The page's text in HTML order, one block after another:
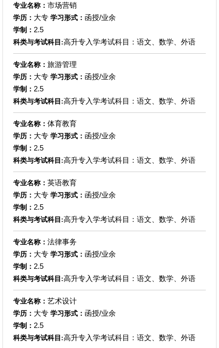
专业名称： 市场营销
学历： 大专 学习形式： 函授/业余
学制： 2.5
科类与考试科目:高升专入学考试科目：语文、数学、外语
专业名称： 旅游管理
学历： 大专 学习形式： 函授/业余
学制： 2.5
科类与考试科目:高升专入学考试科目：语文、数学、外语
专业名称： 体育教育
学历： 大专 学习形式： 函授/业余
学制： 2.5
科类与考试科目:高升专入学考试科目：语文、数学、外语
专业名称： 英语教育
学历： 大专 学习形式： 函授/业余
学制： 2.5
科类与考试科目:高升专入学考试科目：语文、数学、外语
专业名称： 法律事务
学历： 大专 学习形式： 函授/业余
学制： 2.5
科类与考试科目:高升专入学考试科目：语文、数学、外语
专业名称： 艺术设计
学历： 大专 学习形式： 函授/业余
学制： 2.5
科类与考试科目:高升专入学考试科目：语文、数学、外语